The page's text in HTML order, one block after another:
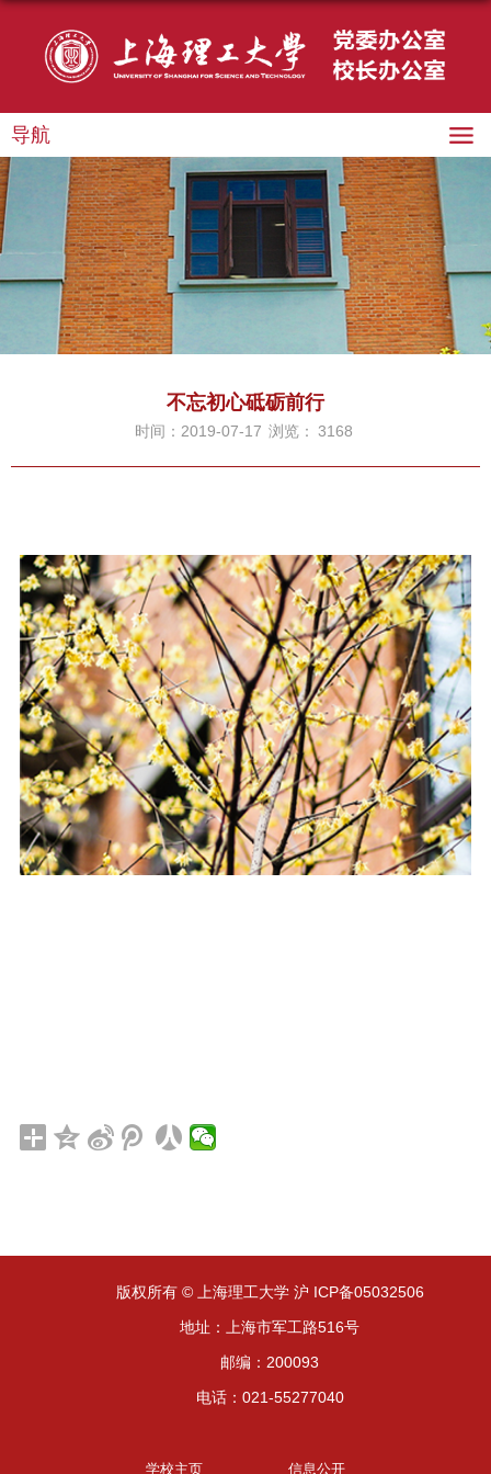
导航
不忘初心砥砺前行
时间：2019-07-17 浏览： 3168
版权所有 © 上海理工大学 沪 ICP备05032506
地址：上海市军工路516号
邮编：200093
电话：021-55277040
学校主页 信息公开